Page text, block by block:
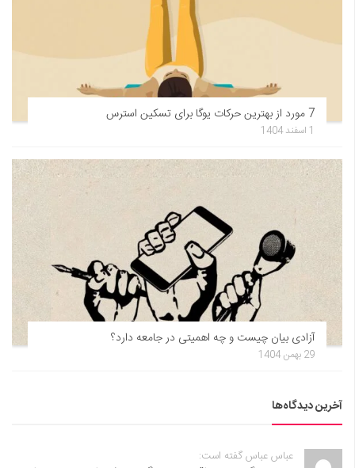
7 مورد از بهترین حرکات یوگا برای تسکین استرس
1 اسفند 1404
آزادی بیان چیست و چه اهمیتی در جامعه دارد؟
29 بهمن 1404
آخرین دیدگاه‌ها
عباس عباس گفته است: